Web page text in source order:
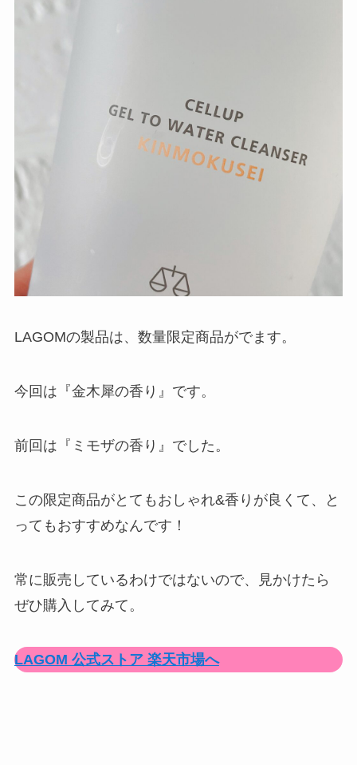
LAGOMの製品は、数量限定商品がでます。
今回は『金木犀の香り』です。
前回は『ミモザの香り』でした。
この限定商品がとてもおしゃれ&香りが良くて 、と
ってもおすすめなんです！
常に販売しているわけではないので、見かけたら
ぜひ購入してみて。
LAGOM 公式ストア 楽天市場へ